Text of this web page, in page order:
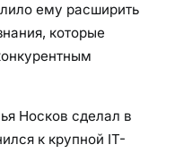
ему расширить
которые
Носков сделал в
к крупной IT-